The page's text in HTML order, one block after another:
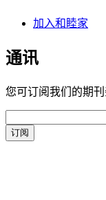
加入和睦家
通讯
您可订阅我们的期